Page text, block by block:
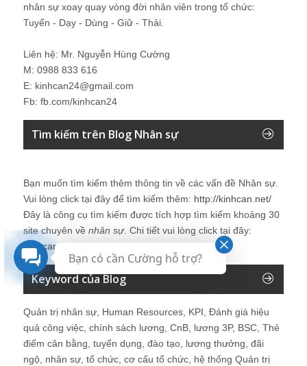
nhân sự xoay quay vòng đời nhân viên trong tổ chức:
Tuyển - Dạy - Dùng - Giữ - Thải.
Liên hệ: Mr. Nguyễn Hùng Cường
M: 0988 833 616
E: kinhcan24@gmail.com
Fb: fb.com/kinhcan24
Tìm kiếm trên Blog Nhân sự
Bạn muốn tìm kiếm thêm thông tin về các vấn đề Nhân sự
Vui lòng click tại đây để tìm kiếm thêm: http://kinhcan.net/
Đây là công cụ tìm kiếm được tích hợp tìm kiếm khoảng 30
site chuyên về nhân sự. Chi tiết vui lòng click tại đây:
Kinhcan24′s Search
Keyword của Blog
Quản trị nhân sự, Human Resources, KPI, Đánh giá hiệu
quả công việc, chính sách lương, CnB, lương 3P, BSC, Thẻ
điểm cân bằng, tuyển dụng, đào tạo, lương thưởng, đãi
ngộ, nhân sự, tổ chức, cơ cấu tổ chức, hệ thống Quản trị
Bạn có cần Cường hỗ trợ?